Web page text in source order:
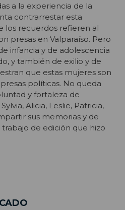
a la experiencia de la
contrarrestar esta
los recuerdos refieren al
presas en Valparaíso. Pero
infancia y de adolescencia
y también de exilio y de
que estas mujeres son
políticas. No queda
y fortaleza de
Alicia, Leslie, Patricia,
sus memorias y de
trabajo de edición que hizo